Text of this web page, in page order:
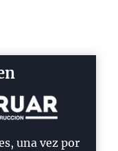
una vez por